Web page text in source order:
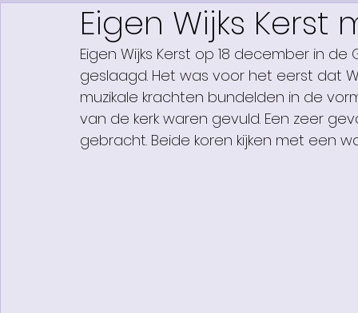
Eigen Wijks Kerst
Eigen Wijks Kerst op 18 december in
geslaagd. Het was voor het eerst dat
muzikale krachten bundelden in de
van de kerk waren gevuld. Een zeer
gebracht. Beide koren kijken met een